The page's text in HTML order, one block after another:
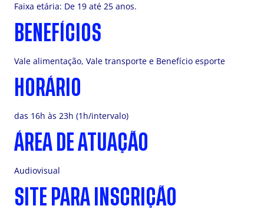
Faixa etária: De 19 até 25 anos.
BENEFÍCIOS
Vale alimentação, Vale transporte e Benefício esporte
HORÁRIO
das 16h às 23h (1h/intervalo)
ÁREA DE ATUAÇÃO
Audiovisual
SITE PARA INSCRIÇÃO